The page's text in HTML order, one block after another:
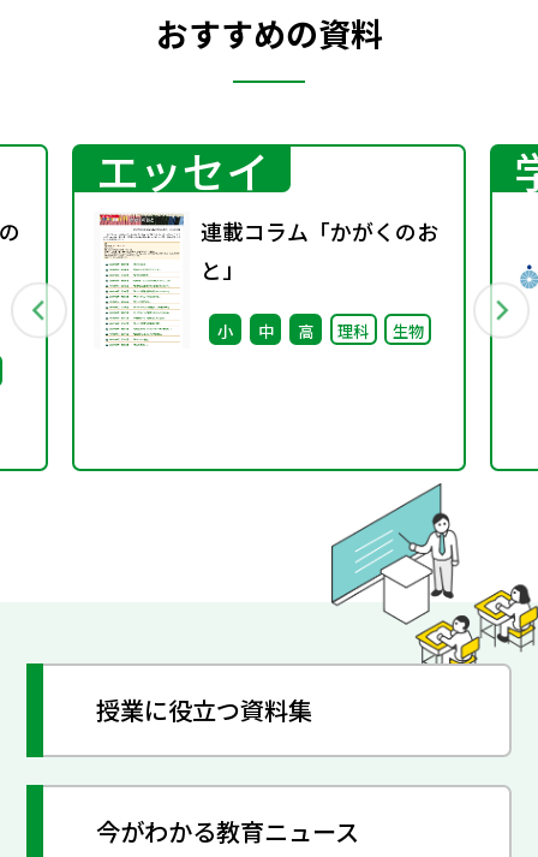
おすすめの資料
エッセイ
連載コラム「かがくのお
と」
小 中 高 理科 生物
授業に役立つ資料集
今がわかる教育ニュース